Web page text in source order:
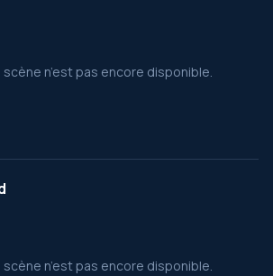
n’est pas encore disponible.
n’est pas encore disponible.